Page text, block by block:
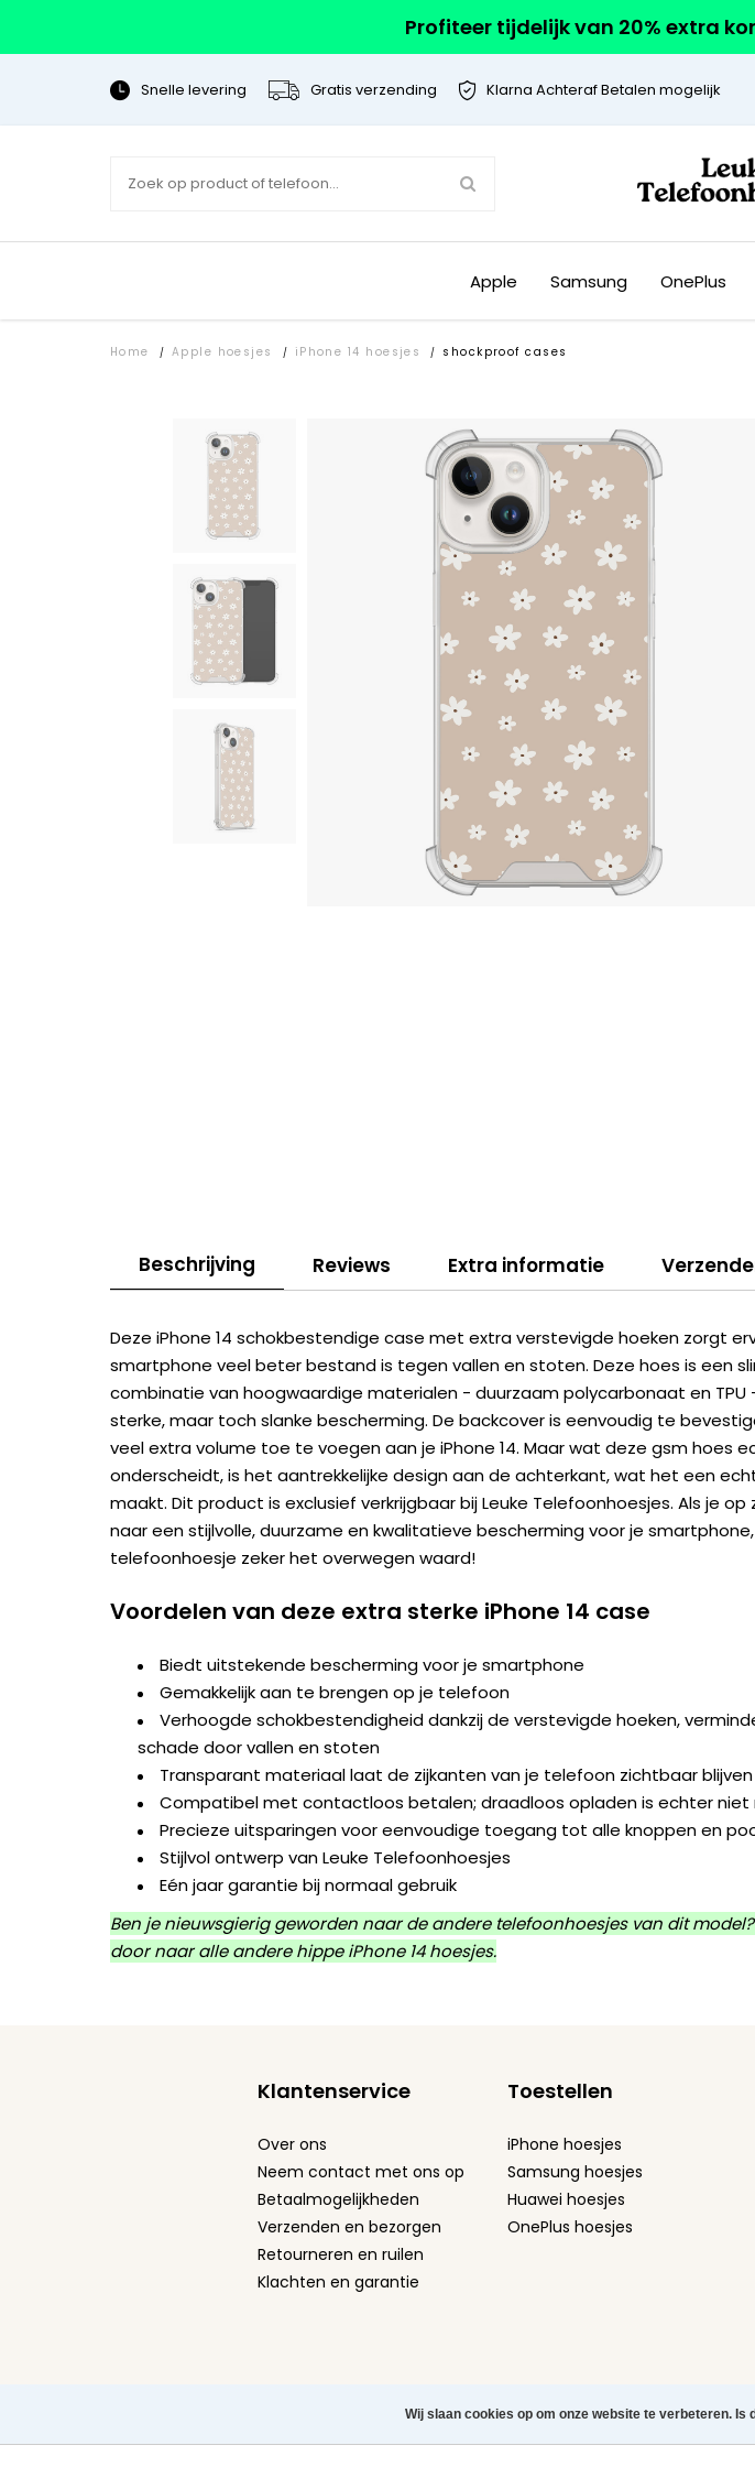
Profiteer tijdelijk van 20% extra
Snelle levering Gratis verzending Klarna Achteraf Betalen mogelijk
Apple Samsung OnePlus
Home / Apple hoesjes / iPhone 14 hoesjes / shockproof cases
Beschrijving Reviews Extra informatie
Deze iPhone 14 schokbestendige case met extra verstevigde hoeken zorgt
smartphone veel beter bestand is tegen vallen en stoten. Deze hoes is een
combinatie van hoogwaardige materialen - duurzaam polycarbonaat en TPU
sterke, maar toch slanke bescherming. De backcover is eenvoudig te
veel extra volume toe te voegen aan je iPhone 14. Maar wat deze gsm hoes
onderscheidt, is het aantrekkelijke design aan de achterkant, wat het een
maakt. Dit product is exclusief verkrijgbaar bij Leuke Telefoonhoesjes. Als je op
naar een stijlvolle, duurzame en kwalitatieve bescherming voor je
telefoonhoesje zeker het overwegen waard!
Voordelen van deze extra sterke iPhone 14 case
Biedt uitstekende bescherming voor je smartphone
Gemakkelijk aan te brengen op je telefoon
Verhoogde schokbestendigheid dankzij de verstevigde hoeken,
schade door vallen en stoten
Transparant materiaal laat de zijkanten van je telefoon zichtbaar blijven
Compatibel met contactloos betalen; draadloos opladen is echter niet
Precieze uitsparingen voor eenvoudige toegang tot alle knoppen en
Stijlvol ontwerp van Leuke Telefoonhoesjes
Eén jaar garantie bij normaal gebruik
Ben je nieuwsgierig geworden naar de andere telefoonhoesjes van dit
door naar alle anderehippe iPhone 14 hoesjes.
Klantenservice
Over ons
Neem contact met ons op
Betaalmogelijkheden
Verzenden en bezorgen
Retourneren en ruilen
Klachten en garantie
Toestellen
iPhone hoesjes
Samsung hoesjes
Huawei hoesjes
OnePlus hoesjes
Copyright © 2026 Leuke Telefoonhoesjes
Wij slaan cookies op om onze website te verbeteren. Is